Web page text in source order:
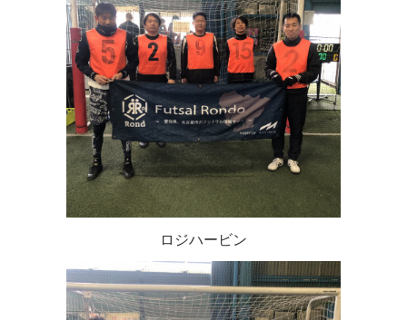
ロジハービン